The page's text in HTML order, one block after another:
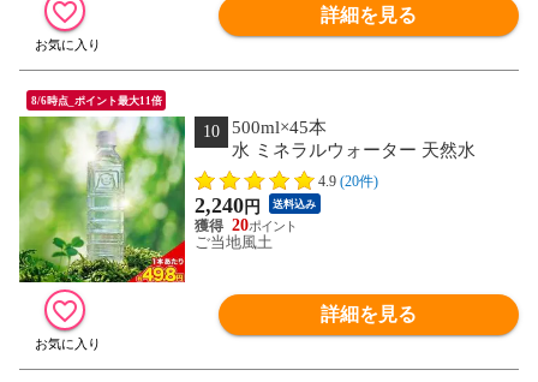
詳細を見る
8/6時点_ポイント最大11倍
10
500ml×45本
水 ミネラルウォーター 天然水
500ml 45本 熊本イオン純天然水 ラベル
レス くまモン 防災《7-14営業日以内に
発送予定(土日祝除く)》---
d2_ionwater_wx_26_2580_500mlx45_rb-
4.9 (20件)
2,240円 送料込み
20
ご当地風土
詳細を見る